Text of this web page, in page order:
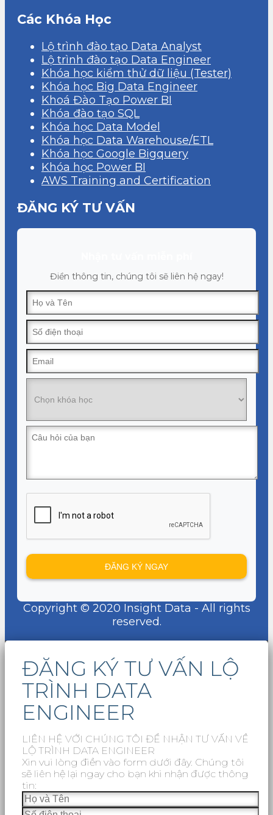
Các Khóa Học
Lộ trình đào tạo Data Analyst
Lộ trình đào tạo Data Engineer
Khóa học kiểm thử dữ liệu (Tester)
Khóa học Big Data Engineer
Khoá Đào Tạo Power BI
Khóa đào tạo SQL
Khóa học Data Model
Khóa học Data Warehouse/ETL
Khóa học Google Bigquery
Khóa học Power BI
AWS Training and Certification
ĐĂNG KÝ TƯ VẤN
Điền thông tin, chúng tôi sẽ liên hệ ngay!
Copyright © 2020 Insight Data - All rights
reserved.
ĐĂNG KÝ TƯ VẤN LỘ
TRÌNH DATA
ENGINEER
LIÊN HỆ VỚI CHÚNG TÔI ĐỂ NHẬN TƯ VẤN VỀ
LỘ TRÌNH DATA ENGINEER
Xin vui lòng điền vào form dưới đây. Chúng tôi
sẽ liên hệ lại ngay cho bạn khi nhận được thông
tin: